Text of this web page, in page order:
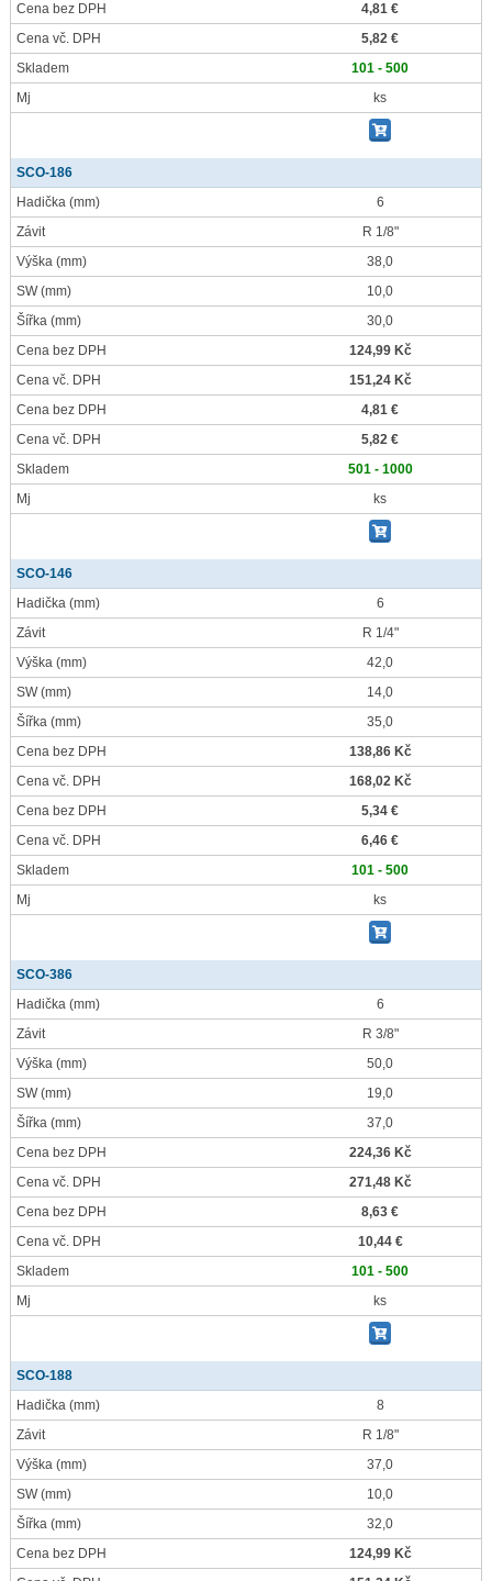
Cena bez DPH
4,81 €
Cena vč. DPH
5,82 €
Skladem
101 - 500
Mj
ks
SCO-186
Hadička (mm)
6
Závit
R 1/8"
Výška (mm)
38,0
SW(mm)
10,0
Šířka (mm)
30,0
Cena bez DPH
124,99 Kč
Cena vč. DPH
151,24 Kč
Cena bez DPH
4,81 €
Cena vč. DPH
5,82 €
Skladem
501 - 1000
Mj
ks
SCO-146
Hadička (mm)
6
Závit
R 1/4"
Výška (mm)
42,0
SW(mm)
14,0
Šířka (mm)
35,0
Cena bez DPH
138,86 Kč
Cena vč. DPH
168,02 Kč
Cena bez DPH
5,34 €
Cena vč. DPH
6,46 €
Skladem
101 - 500
Mj
ks
SCO-386
Hadička (mm)
6
Závit
R 3/8"
Výška (mm)
50,0
SW(mm)
19,0
Šířka (mm)
37,0
Cena bez DPH
224,36 Kč
Cena vč. DPH
271,48 Kč
Cena bez DPH
8,63 €
Cena vč. DPH
10,44 €
Skladem
101 - 500
Mj
ks
SCO-188
Hadička (mm)
8
Závit
R 1/8"
Výška (mm)
37,0
SW(mm)
10,0
Šířka (mm)
32,0
Cena bez DPH
124,99 Kč